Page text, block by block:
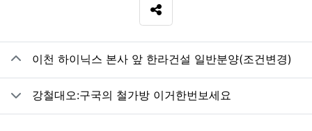
SNS 공유
관련자료
이천 하이닉스 본사 앞 한라건설 일반분양(조건변경)
강철대오:구국의 철가방 이거한번보세요